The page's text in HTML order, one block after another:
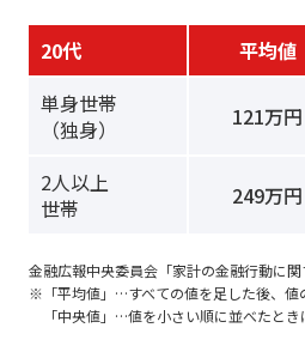
20代 平均値
単身世帯
（独身）
121万円
2人以上
世帯
249万円
金融広報中央委員会「家計の金融行動に関
「平均値」…すべての値を足した後、
「中央値」…値を小さい順に並べたと